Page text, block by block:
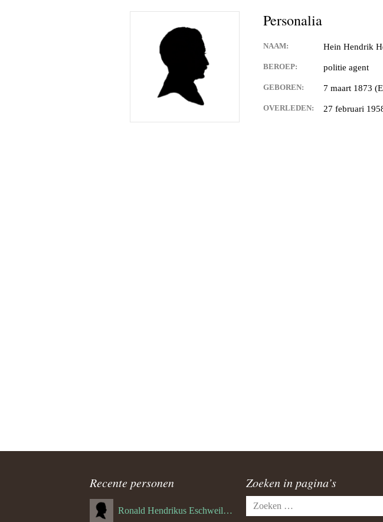
Personalia
NAAM: Hein Hendrik
BEROEP: politie agent
GEBOREN: 7 maart 1873
OVERLEDEN: 27 februari
Recente personen
Ronald Hendrikus Eschweiler (04-12-1957)
Zoeken in pagina’s
Zoeken
naar: